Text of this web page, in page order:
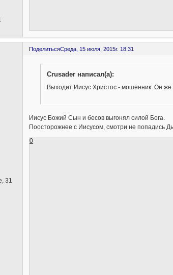
ПоделитьсяСреда, 15 июля, 2015г. 18:31
31
Crusader написал(а):
Выходит Иисус Христос - мошенник. Он же
Иисус Божий Сын и бесов выгонял силой Бога.
Поосторожнее с Иисусом, смотри не попадись
0